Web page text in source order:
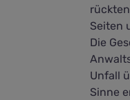
Seiten
Die
Unfall
Sinne